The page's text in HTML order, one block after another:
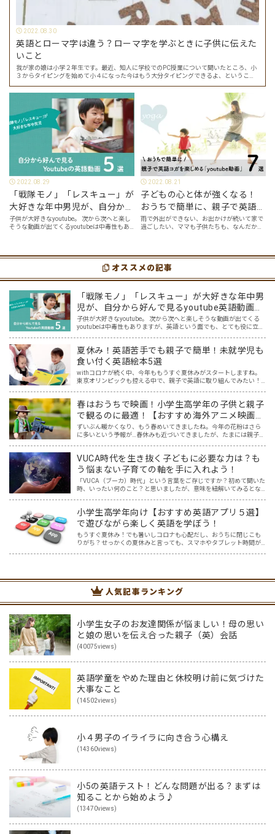
2022.08.30
英語とローマ字は違う？ローマ字を学ぶときに子供に伝えた
いこと
我が家の娘は小学２年生です。最近、知人に学校でのPC授業について聞いたところ、小
３からタイピングを始めて小４になった今はもう大分タイピングできるよ、ということ
で…
2022.08.29
「戦隊モノ」「レスキュー」が
大好きな年中男児が、自分から
好んで見るyoutube英語動画５
選
子供が大好きなyoutube。 次から次へと楽し
そうな動画が出てくるyoutubeは中毒性もあ
youtubeやゲーム、アプリだ…
2022.08.21
子どもの心と体が強くなる！
おうちで簡単に、親子で英語ヨ
ガを楽しめる「youtube動画」
７選
雨で外出ができない、お出かけが続いて家で
過ごしたい、ママも子供たちも、なんだか疲
スメの「youtube動画」を紹介します…
オススメの記事
「戦隊モノ」「レスキュー」が大好きな年中男
児が、自分から好んで見るyoutube英語動画５
選
子供が大好きなyoutube。 次から次へと楽しそうな動画が出てくる
youtubeは中毒性もありますが、英語という面でも、とても役に立つ
夏休み！英語苦手でも親子で簡単！未就学児も
食い付く英語絵本5選
withコロナが続く中、今年ももうすぐ夏休みがスタートしますね。
東京オリンピックも控える中で、親子で英語に取り組んでみたい！
春はおうちで映画！小学生高学年の子供と親子
で観るのに最適！【おすすめ海外アニメ映画５
選】
ずいぶん暖かくなり、もう春めいてきましたね。今年の花粉はさら
に多いという予報が…春休みも近づいてきましたが、たまには親子で
VUCA時代を生き抜く子どもに必要な力は？も
う悩まない子育ての軸を手に入れよう！
「VUCA（ブーカ）時代」という言葉をご存じですか？初めて聞いた
時、いったい何のこと？と思いましたが、意味を紐解いてみるとな
小学生高学年向け【おすすめ英語アプリ５選】
で遊びながら楽しく英語を学ぼう！
もうすぐ夏休み！でも暑いしコロナも心配だし、おうちに閉じこも
りがち？せっかくの夏休みと言っても、スマホやタブレット時間が
人気記事ランキング
小学生女子のお友達関係が悩ましい！母の思い
と娘の思いを伝え合った親子（英）会話
(40075views)
英語学童をやめた理由と休校明け前に気づけた
大事なこと
(14502views)
小４男子のイライラに向き合う心構え
(14360views)
小5の英語テスト！どんな問題が出る？まずは
知ることから始めよう♪
(13470views)